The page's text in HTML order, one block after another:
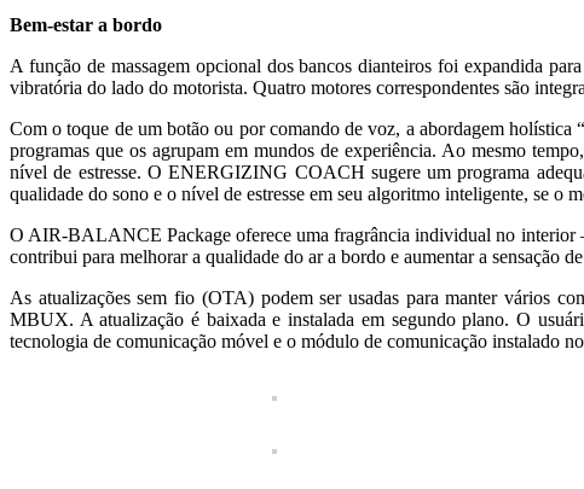
Bem-estar a bordo
A função de massagem opcional dos bancos dianteiros foi expandida
vibratória do lado do motorista. Quatro motores correspondentes são
Com o toque de um botão ou por comando de voz, a abordagem
programas que os agrupam em mundos de experiência. Ao mesmo
nível de estresse. O ENERGIZING COACH sugere um programa
qualidade do sono e o nível de estresse em seu algoritmo inteligente, se o
O AIR-BALANCE Package oferece uma fragrância individual no interior
contribui para melhorar a qualidade do ar a bordo e aumentar a sensação
As atualizações sem fio (OTA) podem ser usadas para manter vários
MBUX. A atualização é baixada e instalada em segundo plano. O
tecnologia de comunicação móvel e o módulo de comunicação instalado